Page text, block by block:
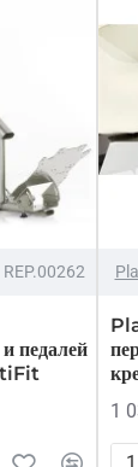
REP.00262
педалей
1